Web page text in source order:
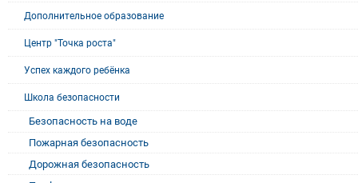
Дополнительное образование
Центр "Точка роста"
Успех каждого ребёнка
Школа безопасности
Безопасность на воде
Пожарная безопасность
Дорожная безопасность